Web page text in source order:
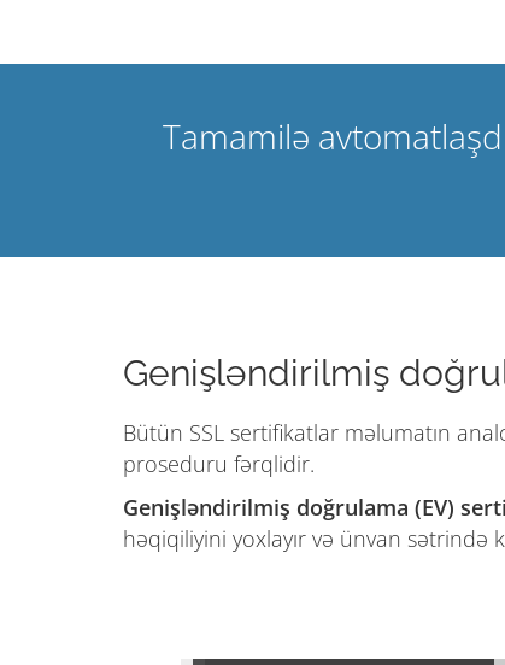
Tamamilə
Genişləndirilmiş
Bütün SSL sertifikatlar məlumatın
proseduru fərqlidir.
Genişləndirilmiş doğrulama (EV)
həqiqiliyini yoxlayır və ünvan sətrində